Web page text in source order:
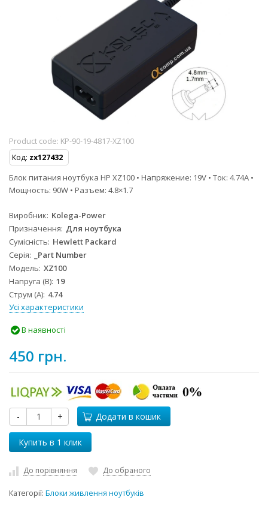
Product code: KP-90-19-4817-XZ100
Код: zx127432
Блок питания ноутбука HP XZ100 • Напряжение: 19V • Ток: 4.74A •
Мощность: 90W • Разъем: 4.8×1.7
Виробник Kolega-Power
Призначення Для ноутбука
Сумісність Hewlett Packard
Серія
_Part Number
Модель XZ100
Напруга (В) 19
Струм (А) 4.74
Усі характеристики
В наявності
450 грн.
- + Додати в кошик
До порівняння До обраного
Категорії: Блоки живлення ноутбуків